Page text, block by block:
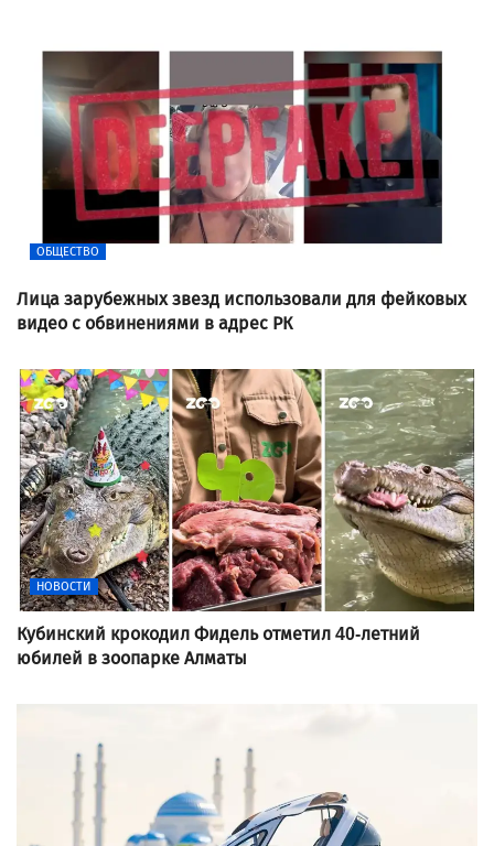
ОБЩЕСТВО
Лица зарубежных звезд использовали для фейковых
видео с обвинениями в адрес РК
НОВОСТИ
Кубинский крокодил Фидель отметил 40-летний
юбилей в зоопарке Алматы